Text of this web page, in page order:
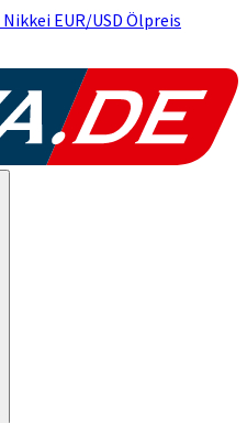
Nikkei EUR/USD Ölpreis